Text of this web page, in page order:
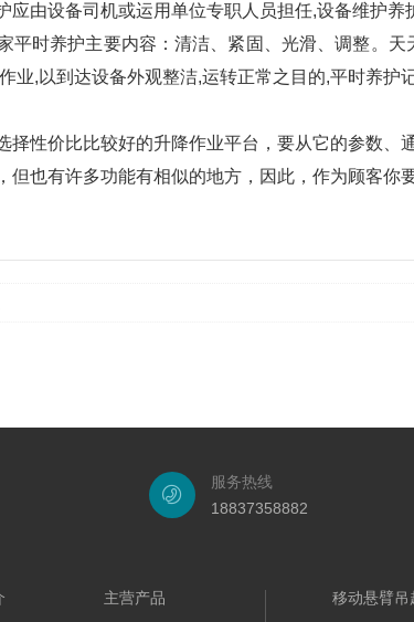
设备司机或运用单位专职人员担任,设备维护养
时养护主要内容：清洁、紧固、光滑、调整。天
业,以到达设备外观整洁,运转正常之目的,平时养护
价比比较好的升降作业平台，要从它的参数、
但也有许多功能有相似的地方，因此，作为顾客
服务热线
18837358882
主营产品 移动悬臂吊